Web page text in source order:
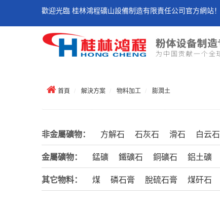
歡迎光臨 桂林鴻程礦山設備制造有限責任公司官方網站！
首頁 解決方案 物料加工 膨潤土
非金屬礦物： 方解石 石灰石 滑石 白云石
金屬礦物：
錳礦 鐵礦石 銅礦石
鋁土礦
其它物料：
煤 磷石膏 脫硫石膏 煤矸石